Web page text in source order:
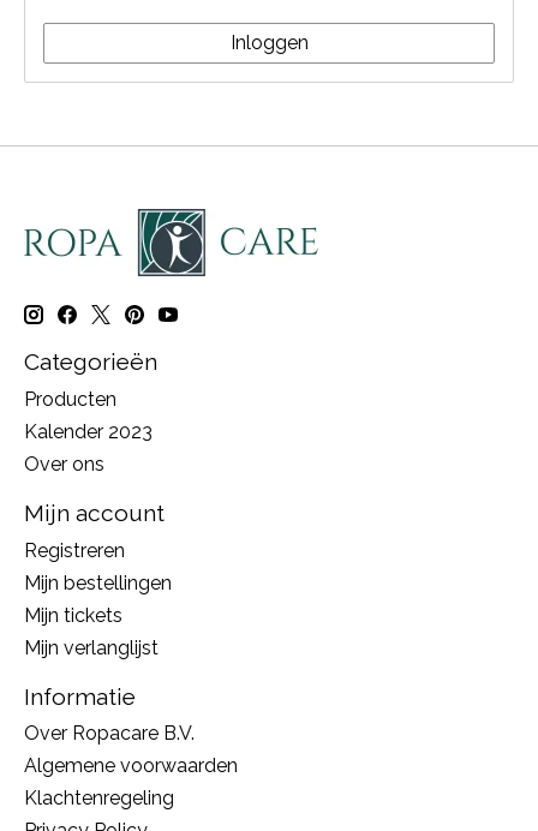
Inloggen
Categorieën
Producten
Kalender 2023
Over ons
Mijn account
Registreren
Mijn bestellingen
Mijn tickets
Mijn verlanglijst
Informatie
Over Ropacare B.V.
Algemene voorwaarden
Klachtenregeling